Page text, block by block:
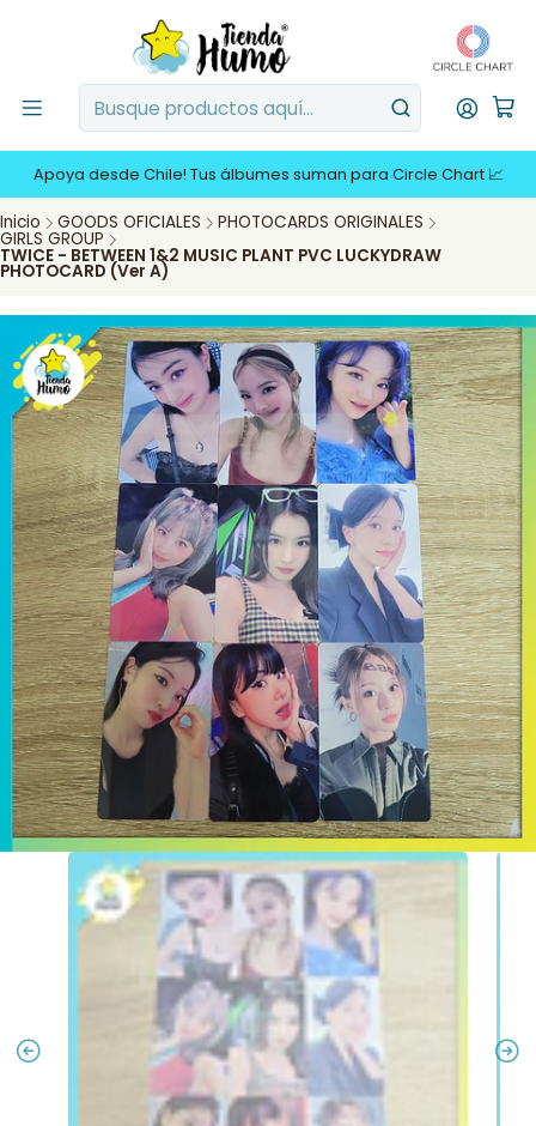
Apoya desde Chile! Tus álbumes suman para Circle Chart 📈
Inicio GOODS OFICIALES PHOTOCARDS ORIGINALES
GIRLS GROUP
TWICE - BETWEEN 1&2 MUSIC PLANT PVC LUCKYDRAW
PHOTOCARD (Ver A)